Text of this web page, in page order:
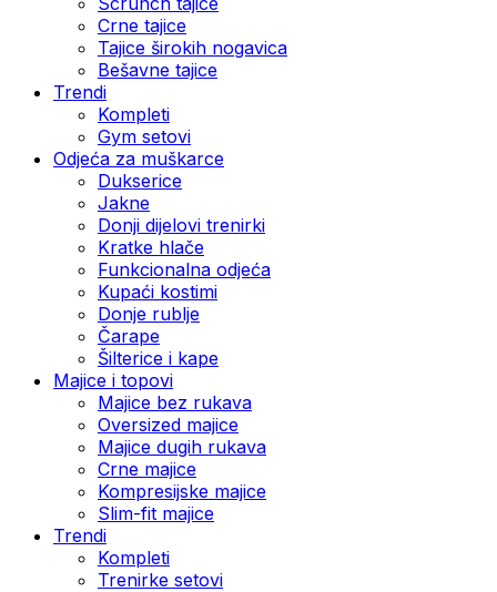
Crne tajice
Tajice širokih nogavica
Bešavne tajice
Trendi
Kompleti
Gym setovi
Odjeća za muškarce
Dukserice
Jakne
Donji dijelovi trenirki
Kratke hlače
Funkcionalna odjeća
Kupaći kostimi
Donje rublje
Čarape
Šilterice i kape
Majice i topovi
Majice bez rukava
Oversized majice
Majice dugih rukava
Crne majice
Kompresijske majice
Slim-fit majice
Trendi
Kompleti
Trenirke setovi